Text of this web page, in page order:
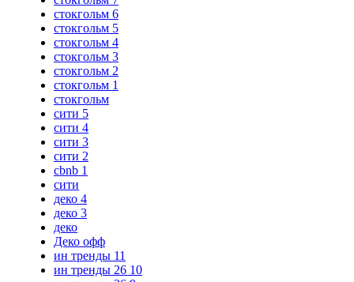
стокгольм 6
стокгольм 5
стокгольм 4
стокгольм 3
стокгольм 2
стокгольм 1
стокгольм
сити 5
сити 4
сити 3
сити 2
cbnb 1
сити
деко 4
деко 3
деко
Деко офф
ин тренды 11
ин тренды 26 10